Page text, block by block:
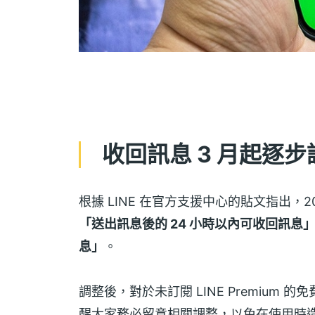
收回訊息 3 月起逐步
根據 LINE 在官方支援中心的貼文指出，
「送出訊息後的 24 小時以內可收回訊息
息」
。
調整後，對於未訂閱 LINE Premium 的